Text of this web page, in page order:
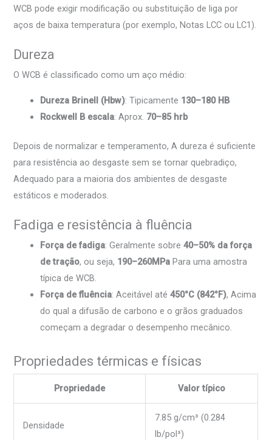
WCB pode exigir modificação ou substituição de liga por
aços de baixa temperatura (por exemplo, Notas LCC ou LC1).
Dureza
O WCB é classificado como um aço médio:
Dureza Brinell (Hbw): Tipicamente 130–180 HB
Rockwell B escala: Aprox. 70–85 hrb
Depois de normalizar e temperamento, A dureza é suficiente
para resistência ao desgaste sem se tornar quebradiço,
Adequado para a maioria dos ambientes de desgaste
estáticos e moderados.
Fadiga e resistência à fluência
Força de fadiga: Geralmente sobre40–50% da força
de tração, ou seja, 190–260MPa Para uma amostra
típica de WCB.
Força de fluência: Aceitável até450°C (842°F), Acima
do qual a difusão de carbono e o grãos graduados
começam a degradar o desempenho mecânico.
Propriedades térmicas e físicas
Propriedade Valor típico
Densidade
7.85 g/cm³ (0.284
lb/pol³)